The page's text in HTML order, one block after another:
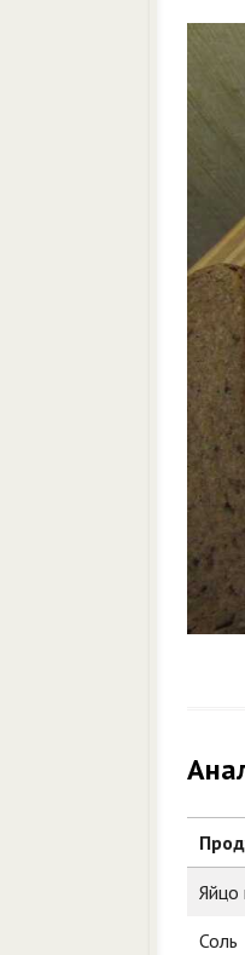
Яйцо
Соль